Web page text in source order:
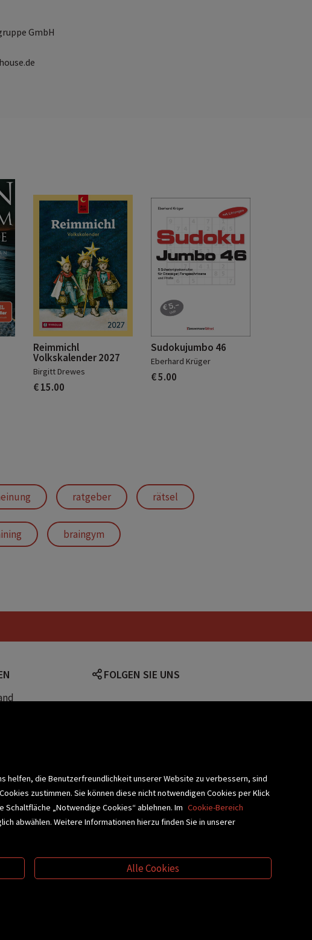
GmbH
Reimmichl
Volkskalender 2027
Birgitt Drewes
€ 15.00
Sudokujumbo 46
Eberhard Krüger
€ 5.00
ratgeber rätsel
braingym
FOLGEN SIE UNS
helfen, die Benutzerfreundlichkeit unserer Website zu verbessern, sind
zustimmen. Sie können diese nicht notwendigen Cookies per Klick
„Notwendige Cookies“ ablehnen. Im Cookie-Bereich
abwählen. Weitere Informationen hierzu finden Sie in unserer
Alle Cookies